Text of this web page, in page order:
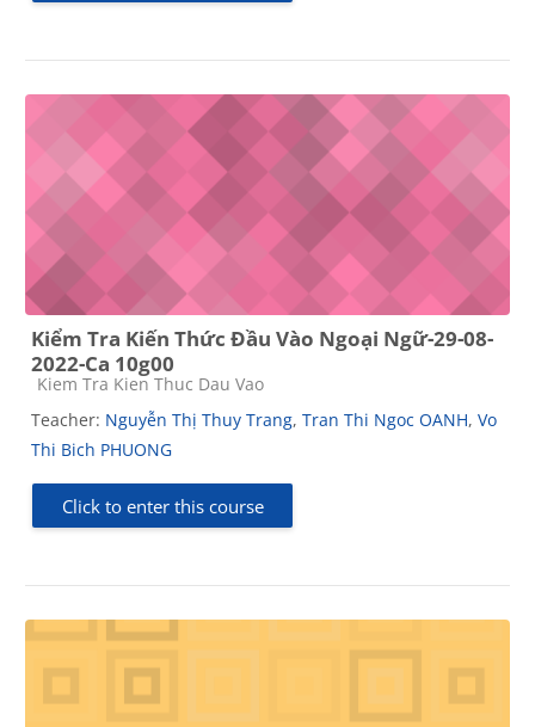
Kiểm Tra Kiến Thức Đầu Vào Ngoại Ngữ-29-08-
2022-Ca 10g00
Course category
Kiem Tra Kien Thuc Dau Vao
Teacher: Nguyễn Thị Thuy Trang, Tran Thi Ngoc OANH, Vo
Thi Bich PHUONG
Click to enter this course